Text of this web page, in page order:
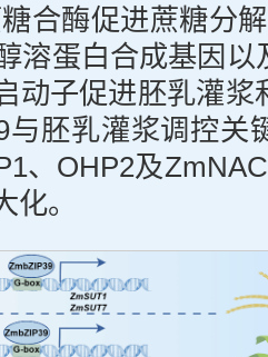
合酶促进蔗糖分
溶蛋白合成基因以
动子促进胚乳灌浆
与胚乳灌浆调控关
、OHP2及
。